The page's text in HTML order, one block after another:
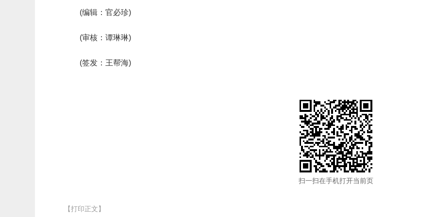
(编辑：官必珍)
(审核：谭琳琳)
(签发：王帮海)
扫一扫在手机打开当前页
【打印正文】